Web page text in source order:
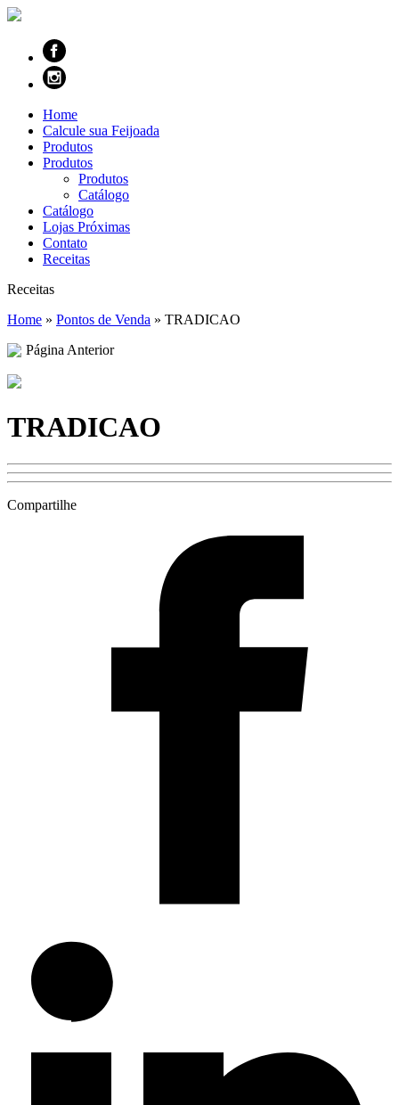
Home
Calcule sua Feijoada
Produtos
Produtos
Produtos
Catálogo
Catálogo
Lojas Próximas
Contato
Receitas
Receitas
Home » Pontos de Venda » TRADICAO
Página Anterior
TRADICAO
Compartilhe